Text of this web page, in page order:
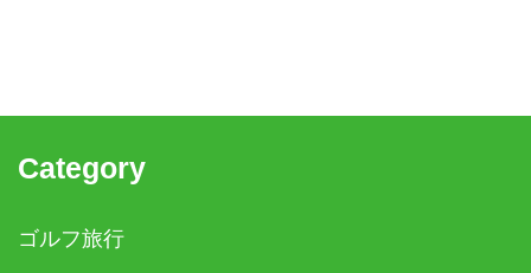
Category
ゴルフ旅行